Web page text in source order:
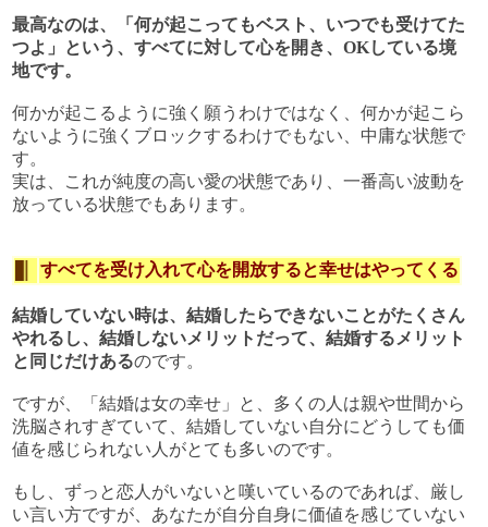
最高なのは、「何が起こってもベスト、いつでも受けてた
つよ」という、すべてに対して心を開き、OKしている境
地です。
何かが起こるように強く願うわけではなく、何かが起こら
ないように強くブロックするわけでもない、中庸な状態で
す。
実は、これが純度の高い愛の状態であり、一番高い波動を
放っている状態でもあります。
すべてを受け入れて心を開放すると幸せはやってくる
結婚していない時は、結婚したらできないことがたくさん
やれるし、結婚しないメリットだって、結婚するメリット
と同じだけあるのです。
ですが、「結婚は女の幸せ」と、多くの人は親や世間から
洗脳されすぎていて、結婚していない自分にどうしても価
値を感じられない人がとても多いのです。
もし、ずっと恋人がいないと嘆いているのであれば、厳し
い言い方ですが、あなたが自分自身に価値を感じていない